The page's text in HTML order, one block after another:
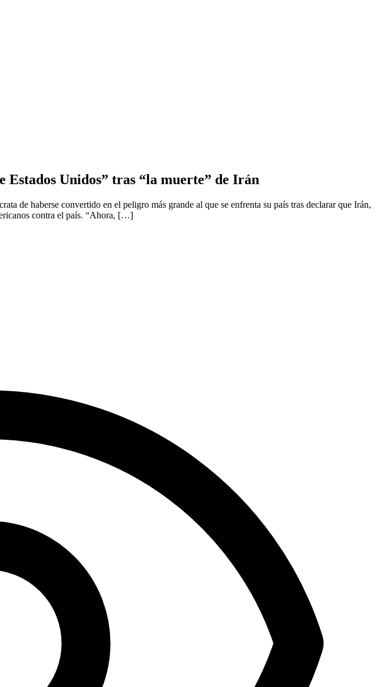
Unidos” tras “la muerte” de Irán
de haberse convertido en el peligro más grande al que se enfrenta su país tras declarar que Irán,
contra el país. “Ahora, […]